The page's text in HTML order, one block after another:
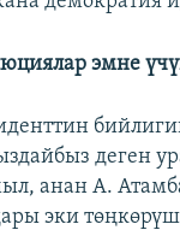
эмне
деген
анан А.
эки